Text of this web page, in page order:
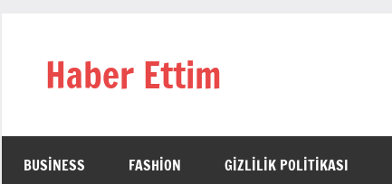
Haber Ettim
BUSINESS FASHION GIZLILIK POLITIKASI